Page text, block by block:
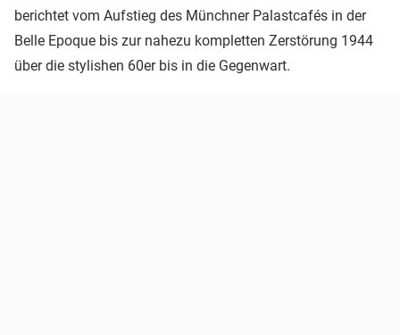
berichtet vom Aufstieg des Münchner Palastcafés in der
Belle Epoque bis zur nahezu kompletten Zerstörung 1944
über die stylishen 60er bis in die Gegenwart.